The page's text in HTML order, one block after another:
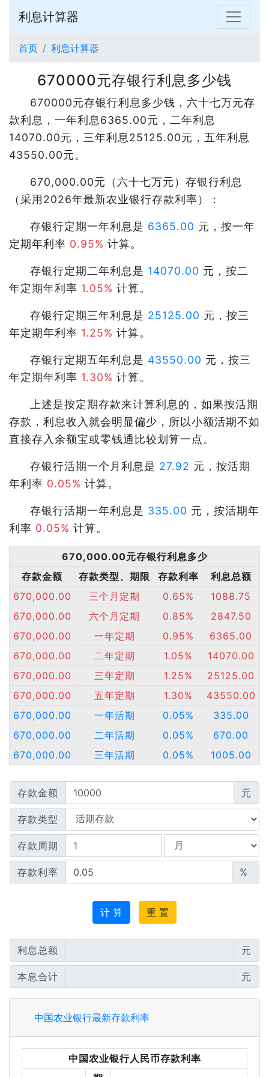
利息计算器
首页 利息计算器
670000元存银行利息多少钱
670000元存银行利息多少钱，六十七万元存
款利息，一年利息6365.00元，二年利息
14070.00元，三年利息25125.00元，五年利息
43550.00元。
670,000.00元（六十七万元）存银行利息
（采用2026年最新农业银行存款利率）：
存银行定期一年利息是 6365.00 元，按一年
定期年利率 0.95% 计算。
存银行定期二年利息是 14070.00 元，按二
年定期年利率 1.05% 计算。
存银行定期三年利息是 25125.00 元，按三
年定期年利率 1.25% 计算。
存银行定期五年利息是 43550.00 元，按三
年定期年利率 1.30% 计算。
上述是按定期存款来计算利息的，如果按活期
存款，利息收入就会明显偏少，所以小额活期不如
直接存入余额宝或零钱通比较划算一点。
存银行活期一个月利息是 27.92 元，按活期
年利率 0.05% 计算。
存银行活期一年利息是 335.00 元，按活期年
利率 0.05% 计算。
670,000.00元存银行利息多少
存款金额
存款类型、期限 存款利率
利息总额
670,000.00
三个月定期 0.65%
1088.75
670,000.00
六个月定期 0.85%
2847.50
670,000.00
一年定期 0.95%
6365.00
670,000.00
二年定期 1.05%
14070.00
670,000.00
三年定期 1.25%
25125.00
670,000.00
五年定期 1.30%
43550.00
670,000.00
一年活期 0.05%
335.00
670,000.00
二年活期 0.05%
670.00
670,000.00
三年活期 0.05% 1005.00
存款金额 元
存款类型
存款周期
存款利率 %
计 算 重 置
利息总额 元
本息合计 元
中国农业银行最新存款利率
中国农业银行人民币存款利率